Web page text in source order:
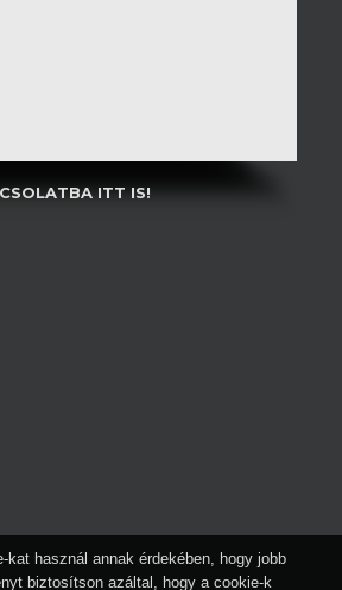
ITT IS!
kat használ annak érdekében, hogy jobb
biztosítson azáltal, hogy a cookie-k